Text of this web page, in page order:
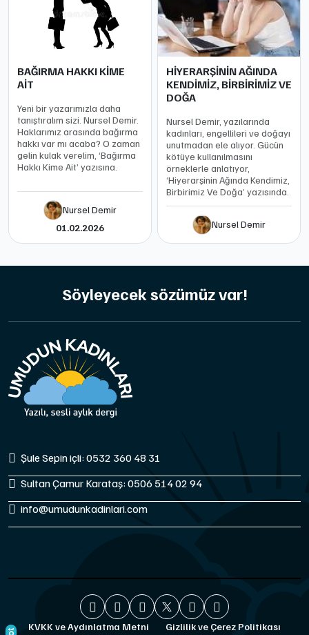
BAĞIRMA HAKKI KİME
AİT
Yeni bir yazarımızla daha
tanıştıralım sizi. Nursel Demir.
Haklarımız arasında bağırma
hakkı var mı acaba? O zaman
gelin kulak verelim, ‘Bağırma
Hakkı Kime Ait’ yazısına.
Nursel Demir
01.02.2026
HİYERARŞİNİN AĞINDA
KENDİMİZ, BİRBİRİMİZ VE
DOĞA
Nursel Demir, yazılarında
kadınları, engellileri ve doğayı
unutmadan ele alıyor. Gücün
kötüye kullanılmasını
örneklerle anlatıyor,
‘Hiyerarşinin Ağında Kendimiz,
Birbirimiz Ve Doğa’ yazısında.
Nursel Demir
Söyleyecek sözümüz var!
Şule Sepin içli: 0532 360 48 31
Sultan Çamur Karataş: 0506 514 02 94
info@umudunkadinlari.com
KVKK ve Aydınlatma Metni Gizlilik ve Çerez Politikası